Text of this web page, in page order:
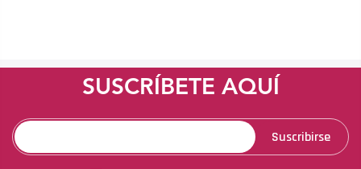
SUSCRÍBETE AQUÍ
Suscribirse